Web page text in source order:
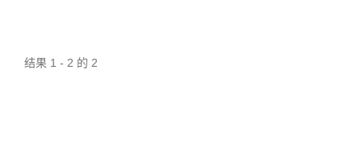
结果 1 - 2 的 2